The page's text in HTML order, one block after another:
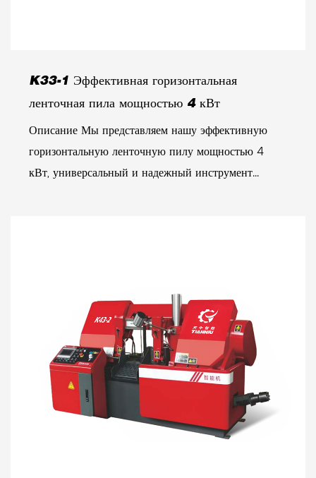
K33-1 Эффективная горизонтальная
ленточная пила мощностью 4 кВт
Описание Мы представляем нашу эффективную
горизонтальную ленточную пилу мощностью 4
кВт, универсальный и надежный инструмент...